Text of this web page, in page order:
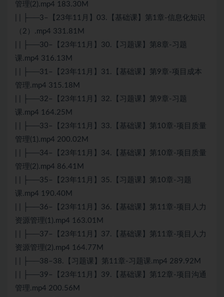
管理(2).mp4 183.30M
| | ├──3–【23年11月】03.【基础课】第1章-信息化知识
（2）.mp4 331.81M
| | ├──30–【23年11月】30.【习题课】第8章-习题
课.mp4 316.13M
| | ├──31–【23年11月】31.【基础课】第9章-项目成本
管理.mp4 315.18M
| | ├──32–【23年11月】32.【习题课】第9章-习题
课.mp4 164.25M
| | ├──33–【23年11月】33.【基础课】第10章-项目质量
管理(1).mp4 200.02M
| | ├──34–【23年11月】34.【基础课】第10章-项目质量
管理(2).mp4 86.41M
| | ├──35–【23年11月】35.【习题课】第10章-习题
课.mp4 190.40M
| | ├──36–【23年11月】36.【基础课】第11章-项目人力
资源管理(1).mp4 163.01M
| | ├──37–【23年11月】37.【基础课】第11章-项目人力
资源管理(2).mp4 164.77M
| | ├──38–38.【习题课】第11章-习题课.mp4 289.92M
| | ├──39–【23年11月】39.【基础课】第12章-项目沟通
管理.mp4 200.56M